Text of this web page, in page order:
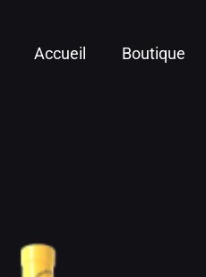
Accueil Boutique